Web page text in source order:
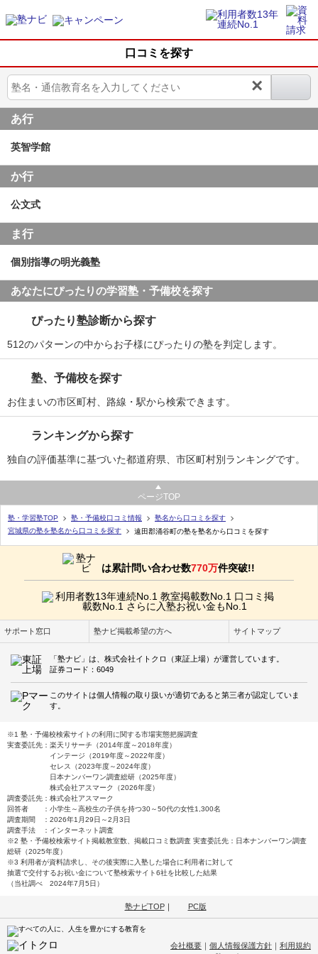
口コミを探す
×
あ行
英智学館
か行
公文式
ま行
個別指導の明光義塾
あなたにぴったりの学習塾・予備校を探す
ぴったり塾診断から探す
512のパターンの中からお子様にぴったりの塾を判定します。
塾、予備校を探す
お住まいの市区町村、路線・駅から検索できます。
ランキングから探す
独自の評価基準に基づいた都道府県、市区町村別ランキングです。
ページTOP
塾・学習塾TOP 塾・予備校口コミ情報
塾名から口コミを探す
宮城県の塾を塾名から口コミを探す
遠田郡涌谷町の塾を塾名から口コミを探す
は累計問い合わせ数770万件突破!!
サポート窓口 塾ナビ掲載希望の方へ サイトマップ
「塾ナビ」は、株式会社イトクロ（東証上場）が運営しています。
証券コード：6049
このサイトは個人情報の取り扱いが適切であると第三者が認定していま
す。
※1 塾・予備校検索サイトの利用に関する市場実態把握調査
実査委託先：楽天リサーチ（2014年度～2018年度）
インテージ（2019年度～2022年度）
セレス（2023年度～2024年度）
日本ナンバーワン調査総研（2025年度）
株式会社アスマーク（2026年度）
調査委託先：株式会社アスマーク
回答者 ：小学生～高校生の子供を持つ30～50代の女性1,300名
調査期間 ：2026年1月29日～2月3日
調査手法 ：インターネット調査
※2 塾・予備校検索サイト掲載教室数、掲載口コミ数調査 実査委託先：日本ナンバーワン調査
総研（2025年度）
※3 利用者が資料請求し、その後実際に入塾した場合に利用者に対して
抽選で交付するお祝い金について塾検索サイト6社を比較した結果
（当社調べ 2024年7月5日）
塾ナビTOP｜ PC版
会社概要 ｜ 個人情報保護方針 ｜ 利用規約